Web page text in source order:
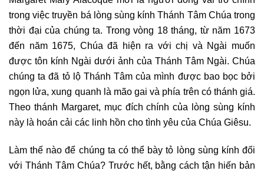
trong việc truyền bá lòng sùng kính Thánh Tâm Chúa trong
thời đại của chúng ta. Trong vòng 18 tháng, từ năm 1673
đến năm 1675, Chúa đã hiện ra với chị và Ngài muốn
được tôn kính Ngài dưới ảnh của Thánh Tâm Ngài. Chúa
chúng ta đã tỏ lộ Thánh Tâm của mình được bao bọc bởi
ngọn lửa, xung quanh là mão gai và phía trên có thánh giá.
Theo thánh Margaret, mục đích chính của lòng sùng kính
này là hoán cải các linh hồn cho tình yêu của Chúa Giêsu.
Làm thế nào để chúng ta có thể bày tỏ lòng sùng kính đối
với Thánh Tâm Chúa? Trước hết, bằng cách tận hiến bản